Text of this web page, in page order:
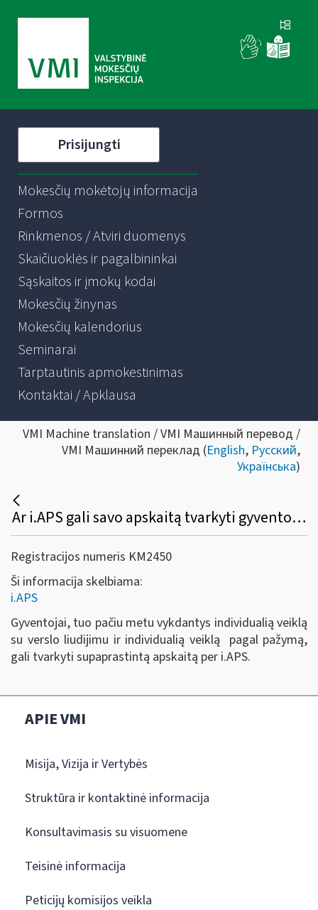
Prisijungti
Mokesčių mokėtojų informacija
Formos
Rinkmenos / Atviri duomenys
Skaičiuoklės ir pagalbininkai
Sąskaitos ir įmokų kodai
Mokesčių žinynas
Mokesčių kalendorius
Seminarai
Tarptautinis apmokestinimas
Kontaktai / Apklausa
VMI Machine translation / VMI Машинный перевод /
VMI Машинний переклад (English, Русский,
Українська)
Ar i.APS gali savo apskaitą tvarkyti gyventojas, turintis tuo pačiu laikotarpiu verslo liudijimą ir individualią veiklą pagal pažymą?
Registracijos numeris KM2450
Ši informacija skelbiama:
i.APS
Gyventojai, tuo pačiu metu vykdantys individualią veiklą
su verslo liudijimu ir individualią veiklą pagal pažymą,
gali tvarkyti supaprastintą apskaitą per i.APS.
APIE VMI
Misija, Vizija ir Vertybės
Struktūra ir kontaktinė informacija
Konsultavimasis su visuomene
Teisinė informacija
Peticijų komisijos veikla